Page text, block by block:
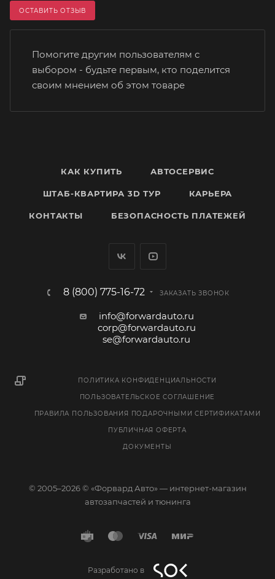
ОСТАВИТЬ ОТЗЫВ
Помогите другим пользователям с
выбором - будьте первым, кто поделится
своим мнением об этом товаре
КАК КУПИТЬ АВТОСЕРВИС
ШТАБ-КВАРТИРА 3D ТУР КАРЬЕРА
КОНТАКТЫ БЕЗОПАСНОСТЬ ПЛАТЕЖЕЙ
8 (800) 775-16-72 ЗАКАЗАТЬ ЗВОНОК
info@forwardauto.ru
corp@forwardauto.ru
se@forwardauto.ru
ПОЛИТИКА КОНФИДЕНЦИАЛЬНОСТИ
ПОЛЬЗОВАТЕЛЬСКОЕ СОГЛАШЕНИЕ
ПРАВИЛА ПОЛЬЗОВАНИЯ ПОДАРОЧНЫМИ СЕРТИФИКАТАМИ
ПУБЛИЧНАЯ ОФЕРТА
ДОКУМЕНТЫ
© 2005–2026 © «Форвард Авто» — интернет-магазин
автозапчастей и тюнинга
Разработано в